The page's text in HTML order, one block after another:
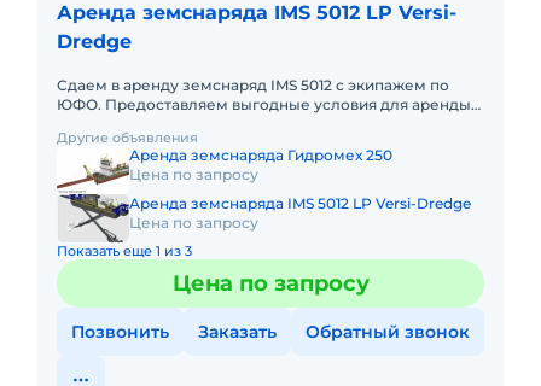
Аренда земснаряда IMS 5012 LP Versi-
Dredge
Сдаем в аренду земснаряд IMS 5012 с экипажем по
ЮФО. Предоставляем выгодные условия для аренды
Кроме аренды спец
Другие объявления
Аренда земснаряда Гидромех 250
Цена по запросу
Аренда земснаряда IMS 5012 LP Versi-Dredge
Цена по запросу
Показать еще 1 из 3
Цена по запросу
Позвонить Заказать Обратный звонок